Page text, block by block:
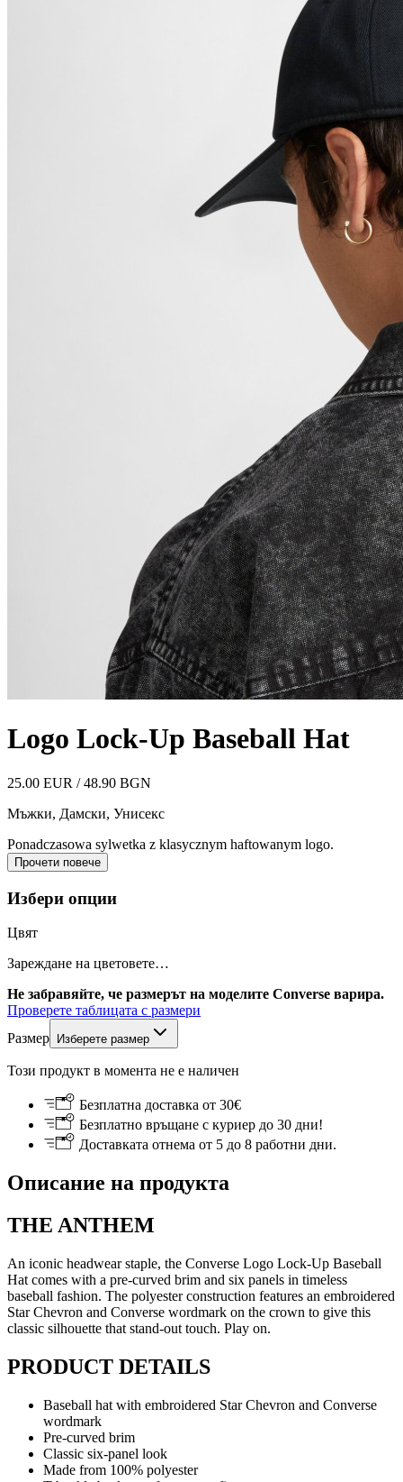
Logo Lock-Up Baseball Hat
25.00 EUR / 48.90 BGN
Мъжки, Дамски, Унисекс
Ponadczasowa sylwetka z klasycznym haftowanym logo.
Прочети повече
Избери опции
Цвят
Зареждане на цветовете…
Не забравяйте, че размерът на моделите Converse варира.
Проверете таблицата с размери
Размер
Изберете размер
Този продукт в момента не е наличен
Безплатна доставка от 30€
Безплатно връщане с куриер до 30 дни!
Доставката отнема от 5 до 8 работни дни.
Описание на продукта
THE ANTHEM
An iconic headwear staple, the Converse Logo Lock-Up Baseball
Hat comes with a pre-curved brim and six panels in timeless
baseball fashion. The polyester construction features an embroidered
Star Chevron and Converse wordmark on the crown to give this
classic silhouette that stand-out touch. Play on.
PRODUCT DETAILS
Baseball hat with embroidered Star Chevron and Converse
wordmark
Pre-curved brim
Classic six-panel look
Made from 100% polyester